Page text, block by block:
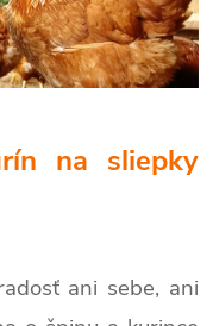
na sliepky
ani sebe, ani